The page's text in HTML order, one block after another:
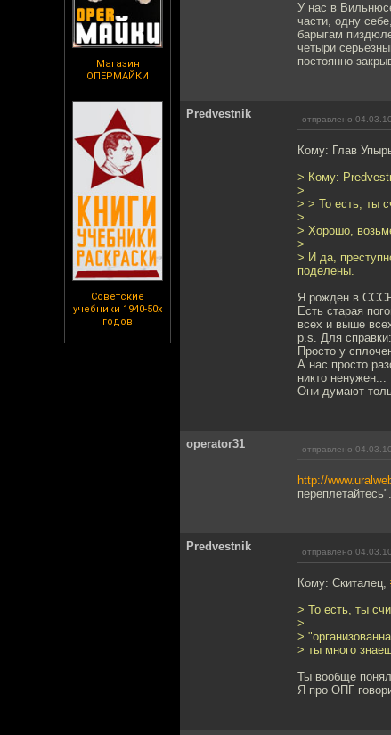
Магазин
ОПЕРМАЙКИ
Советские
учебники 1940-50х
годов
У нас в
части, одну
барыгам
четыри
постоянно
Predvestnik отправлено
Кому: Глав
> Кому:
>
> > То есть, ты
>
> Хорошо,
>
> И да,
поделены.
Я рожден в
Есть старая
всех и выше
p.s. Для
Просто у
А нас просто
никто ненужен...
Они думают
operator31 отправлено
http://
Predvestnik отправлено
Кому: Скиталец,
> То есть, ты
>
>
> ты много
Ты вообще
Я про ОПГ